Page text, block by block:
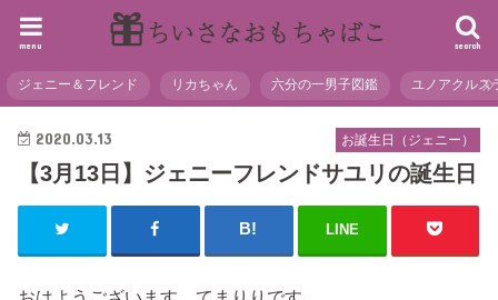
search
menu
ジェニー＆フレンド リカちゃん 六分の一男子図鑑 ユノアクルス
お誕生日（ジェニー）
2020.03.13
【3月13日】ジェニーフレンドサユリの誕生日
LINE